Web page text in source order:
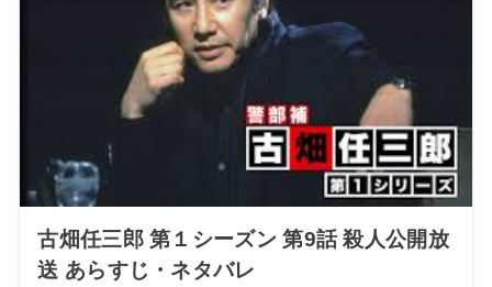
古畑任三郎 第１シーズン 第9話 殺人公開放
送 あらすじ・ネタバレ